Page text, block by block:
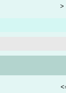
>